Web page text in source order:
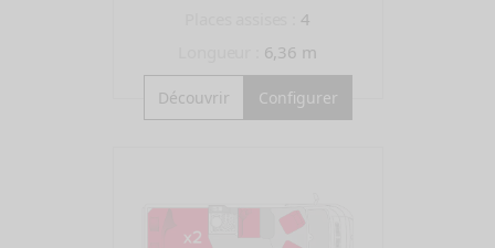
4
6,36 m
Découvrir Configurer